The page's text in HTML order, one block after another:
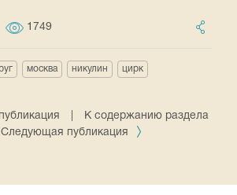
1749
москва никулин цирк
К содержанию раздела
Следующая публикация